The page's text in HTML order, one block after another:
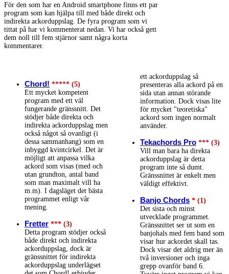
För den som har en Android smartphone finns ett par
program som kan hjälpa till med både direkt och
indirekta ackorduppslag. De fyra program som vi
tittat på har vi kommenterat nedan. Vi har också gett
dem noll till fem stjärnor samt några korta
kommentarer.
Chord! ***** (5)
Ett mycket kompetent
program med ett väl
fungerande gränssnitt. Det
stödjer både direkta och
indirekta ackorduppslag men
också något så ovanligt (i
dessa sammanhang) som en
inbyggd kvintcirkel. Det är
möjligt att anpassa vilka
ackord som visas (med och
utan grundton, antal band
som man maximalt vill ha
m.m). I dagsläget det bästa
programmet enligt vår
mening.
Fretter *** (3)
Detta program stödjer också
både direkt och indirekta
ackorduppslag, dock är
gränssnittet för indirekta
ackorduppslag underlägset
ett ackorduppslag så
presenteras alla ackord på en
sida utan annan störande
information. Dock visas lite
för mycket "teoretiska"
ackord som ingen normalt
använder.
Tekachords Pro *** (3)
Vill man bara ha direkta
ackorduppslag är detta
program inte så dumt.
Gränssnittet är enkelt men
väldigt effektivt.
Banjo Chords * (1)
Det sista och minst
utvecklade programmet.
Gränssnittet ser ut som en
banjohals med fem band som
visar hur ackordet skall tas.
Dock visar det aldrig mer än
två inversioner och inga
grepp ovanför band 6.